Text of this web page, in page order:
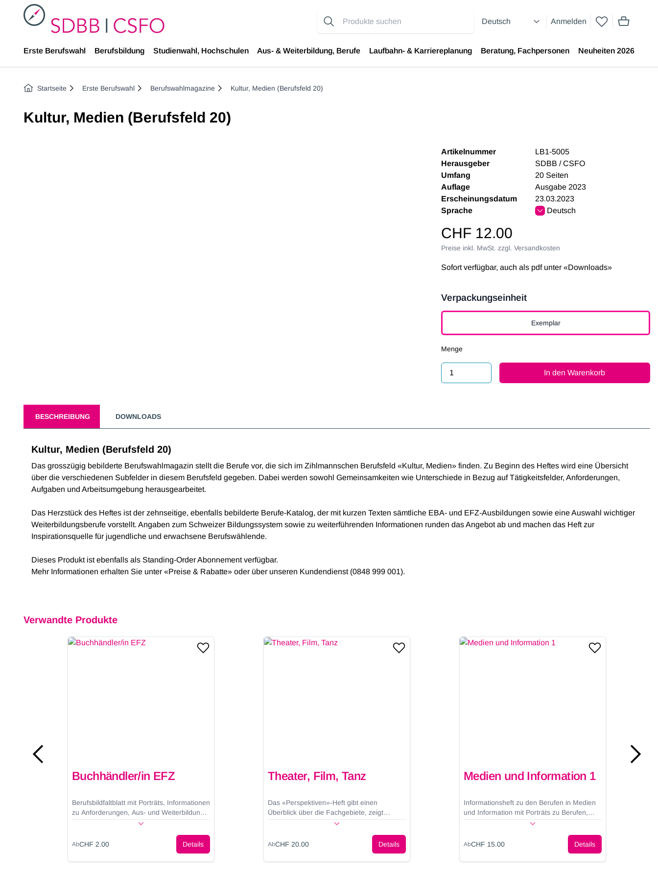
SDBB
Anmelden
Artikel im
Erste Berufswahl Berufsbildung Studienwahl, Hochschulen Aus- & Weiterbildung, Berufe Laufbahn- & Karriereplanung Beratung, Fachpersonen Neuheiten 2026
Startseite Erste Berufswahl Berufswahlmagazine Kultur, Medien (Berufsfeld 20)
Kultur, Medien (Berufsfeld 20)
Artikelnummer
LB1-5005
Herausgeber
SDBB / CSFO
Umfang
20 Seiten
Auflage
Ausgabe 2023
Erscheinungsdatum
23.03.2023
Sprache
Deutsch
CHF 12.00
Preise inkl. MwSt. zzgl. Versandkosten
Sofort verfügbar, auch als pdf unter «Downloads»
Verpackungseinheit
Verpackungseinheit
Exemplar
Menge
In den Warenkorb
BESCHREIBUNG DOWNLOADS
Kultur, Medien (Berufsfeld 20)
Das grosszügig bebilderte Berufswahlmagazin stellt die Berufe vor, die sich im Zihlmannschen Berufsfeld «Kultur, Medien» finden. Zu Beginn des Heftes wird eine Übersicht
über die verschiedenen Subfelder in diesem Berufsfeld gegeben. Dabei werden sowohl Gemeinsamkeiten wie Unterschiede in Bezug auf Tätigkeitsfelder, Anforderungen,
Aufgaben und Arbeitsumgebung herausgearbeitet.
Das Herzstück des Heftes ist der zehnseitige, ebenfalls bebilderte Berufe-Katalog, der mit kurzen Texten sämtliche EBA- und EFZ-Ausbildungen sowie eine Auswahl wichtiger
Weiterbildungsberufe vorstellt. Angaben zum Schweizer Bildungssystem sowie zu weiterführenden Informationen runden das Angebot ab und machen das Heft zur
Inspirationsquelle für jugendliche und erwachsene Berufswählende.
Dieses Produkt ist ebenfalls als Standing-Order Abonnement verfügbar.
Mehr Informationen erhalten Sie unter «Preise & Rabatte» oder über unseren Kundendienst (0848 999 001).
Verwandte Produkte
Buchhändler/in EFZ
Berufsbildfaltblatt mit Porträts, Informationen
zu Anforderungen, Aus- und Weiterbildung
und vielen Fotos.
AbCHF 2.00 Details
Theater, Film, Tanz
Das «Perspektiven»-Heft gibt einen
Überblick über die Fachgebiete, zeigt
Studien- und Weiterbildungsmöglichkeiten
Tätigkeitsfeld sowie den Arbeitsmarkt.
AbCHF 20.00 Details
Medien und Information 1
Informationsheft zu den Berufen in Medien
und Information mit Porträts zu Berufen,
Funktionen, Karriereverläufen, mit
AbCHF 15.00 Details